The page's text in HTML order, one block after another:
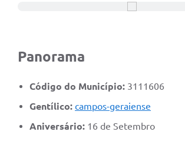
Panorama
Código do Município: 3111606
Gentílico: campos-geraiense
Aniversário: 16 de Setembro